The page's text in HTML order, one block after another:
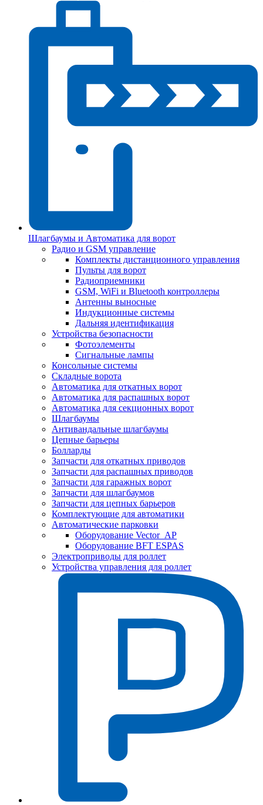
Шлагбаумы и Автоматика для ворот
Радио и GSM управление
Комплекты дистанционного управления
Пульты для ворот
Радиоприемники
GSM, WiFi и Bluetooth контроллеры
Антенны выносные
Индукционные системы
Дальняя идентификация
Устройства безопасности
Фотоэлементы
Сигнальные лампы
Консольные системы
Складные ворота
Автоматика для откатных ворот
Автоматика для распашных ворот
Автоматика для секционных ворот
Шлагбаумы
Антивандальные шлагбаумы
Цепные барьеры
Болларды
Запчасти для откатных приводов
Запчасти для распашных приводов
Запчасти для гаражных ворот
Запчасти для шлагбаумов
Запчасти для цепных барьеров
Комплектующие для автоматики
Автоматические парковки
Оборудование Vector_AP
Оборудование BFT ESPAS
Электроприводы для роллет
Устройства управления для роллет